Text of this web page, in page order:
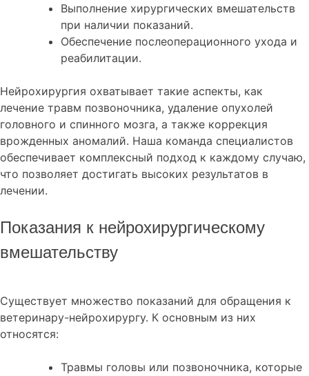
Выполнение хирургических вмешательств
при наличии показаний.
Обеспечение послеоперационного ухода и
реабилитации.
Нейрохирургия охватывает такие аспекты, как
лечение травм позвоночника, удаление опухолей
головного и спинного мозга, а также коррекция
врожденных аномалий. Наша команда специалистов
обеспечивает комплексный подход к каждому случаю,
что позволяет достигать высоких результатов в
лечении.
Показания к нейрохирургическому
вмешательству
Существует множество показаний для обращения к
ветеринару-нейрохирургу. К основным из них
относятся:
Травмы головы или позвоночника, которые